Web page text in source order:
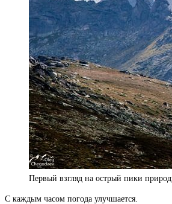
Первый взгляд на острый пики
С каждым часом погода улучшается.